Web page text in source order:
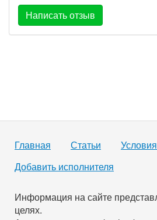
Написать отзыв
Главная Статьи
Добавить исполнителя
Информация на сайте
целях.